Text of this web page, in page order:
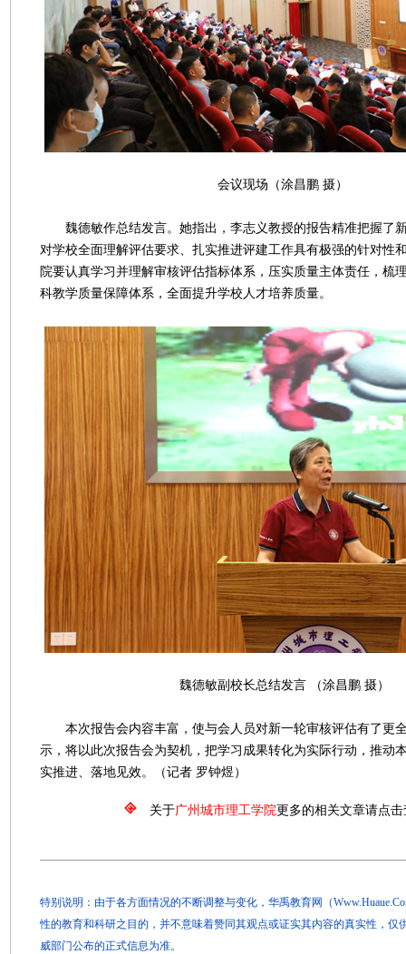
会议现场（涂昌鹏 摄）
魏德敏作总结发言。她指出，李志义教授的报告精准把握了
对学校全面理解评估要求、扎实推进评建工作具有极强的针对性
院要认真学习并理解审核评估指标体系，压实质量主体责任，梳
科教学质量保障体系，全面提升学校人才培养质量。
魏德敏副校长总结发言 （涂昌鹏 摄）
本次报告会内容丰富，使与会人员对新一轮审核评估有了更
示，将以此次报告会为契机，把学习成果转化为实际行动，推动
实推进、落地见效。（记者 罗钟煜）
关于广州城市理工学院更多的相关文章请点击
特别说明：由于各方面情况的不断调整与变化，华禹教育网（
性的教育和科研之目的，并不意味着赞同其观点或证实其内容的真实性，仅
威部门公布的正式信息为准。